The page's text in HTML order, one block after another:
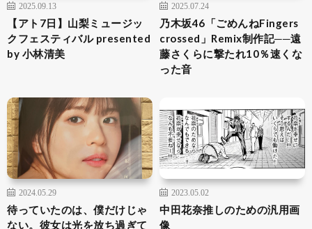
2025.09.13
【アト7日】山梨ミュージッ
クフェスティバル presented
by 小林清美
2025.07.24
乃木坂46「ごめんねFingers
crossed」Remix制作記──遠
藤さくらに撃たれ10％速くな
った音
2024.05.29
待っていたのは、僕だけじゃ
ない。彼女は光を放ち過ぎて
2023.05.02
中田花奈推しのための汎用画
像